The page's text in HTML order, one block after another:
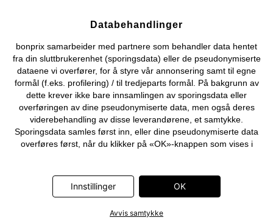
Databehandlinger
bonprix samarbeider med partnere som behandler data hentet
fra din sluttbrukerenhet (sporingsdata) eller de pseudonymiserte
dataene vi overfører, for å styre vår annonsering samt til egne
formål (f.eks. profilering) / til tredjeparts formål. På bakgrunn av
dette krever ikke bare innsamlingen av sporingsdata eller
overføringen av dine pseudonymiserte data, men også deres
viderebehandling av disse leverandørene, et samtykke.
Sporingsdata samles først inn, eller dine pseudonymiserte data
overføres først, når du klikker på «OK»-knappen som vises i
Communications GmbH, ID5 Technology Ltd, Meta Platforms
Ireland Ltd, Microsoft Ireland Operations Ltd, Pinterest Europe
Technologies UK Ltd. Ytterligere informasjon om
Innstillinger OK
Avvis samtykke